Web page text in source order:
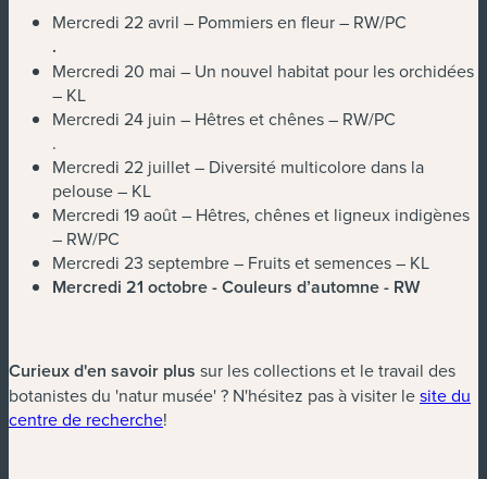
Mercredi 22 avril – Pommiers en fleur – RW/PC
.
Mercredi 20 mai – Un nouvel habitat pour les orchidées
– KL
Mercredi 24 juin – Hêtres et chênes – RW/PC
.
Mercredi 22 juillet – Diversité multicolore dans la
pelouse – KL
Mercredi 19 août – Hêtres, chênes et ligneux indigènes
– RW/PC
Mercredi 23 septembre – Fruits et semences – KL
Mercredi 21 octobre - Couleurs d’automne - RW
Curieux d'en savoir plus sur les collections et le travail des
botanistes du 'natur musée' ? N'hésitez pas à visiter lesite du
centre de recherche(nouvelle fenêtre)
!